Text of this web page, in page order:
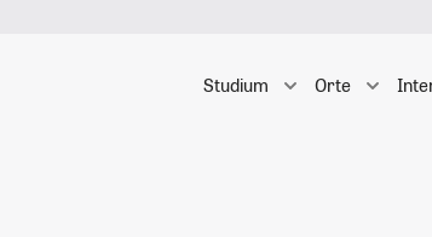
Studium Orte